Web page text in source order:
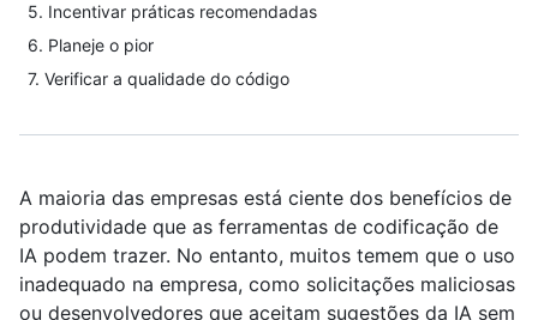
5. Incentivar práticas recomendadas
6. Planeje o pior
7. Verificar a qualidade do código
A maioria das empresas está ciente dos benefícios de
produtividade que as ferramentas de codificação de
IA podem trazer. No entanto, muitos temem que o uso
inadequado na empresa, como solicitações maliciosas
ou desenvolvedores que aceitam sugestões da IA sem